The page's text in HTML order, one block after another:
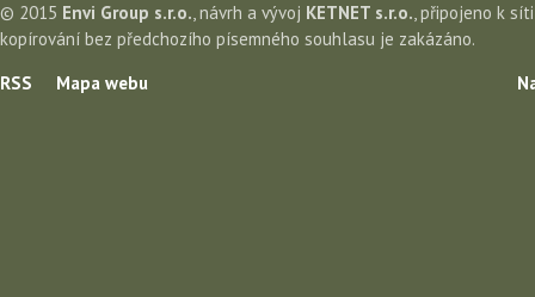
© 2015 Envi Group s.r.o., návrh a vývoj KETNET s.r.o., připojeno k
kopírování bez předchozího písemného souhlasu je zakázáno.
RSS
Mapa webu